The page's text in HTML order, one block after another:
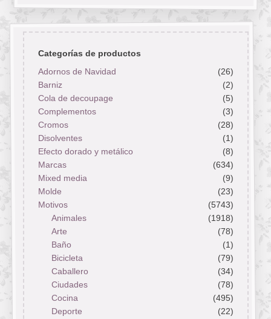
Categorías de productos
Adornos de Navidad
(26)
Barniz
(2)
Cola de decoupage
(5)
Complementos
(3)
Cromos
(28)
Disolventes
(1)
Efecto dorado y metálico
(8)
Marcas
(634)
Mixed media
(9)
Molde
(23)
Motivos
(5743)
Animales
(1918)
Arte
(78)
Baño
(1)
Bicicleta
(79)
Caballero
(34)
Ciudades
(78)
Cocina
(495)
Deporte
(22)